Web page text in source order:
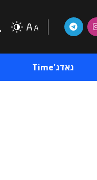
גאדג'Time